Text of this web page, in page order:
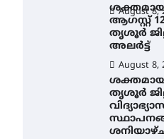
August 8,
ശക്തമായ
ആഗസ്റ്റ്
തൃശൂർ
അലർട്ട്
August 8,
തൃശൂർ